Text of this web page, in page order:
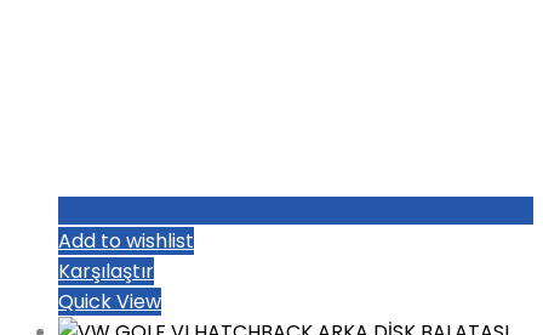
Add to wishlist
Karşılaştır
Quick View